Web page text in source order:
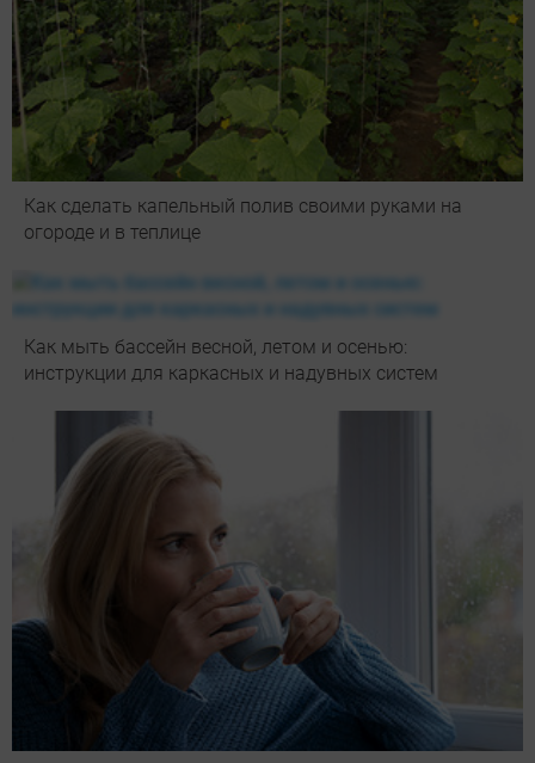
Как сделать капельный полив своими руками на
огороде и в теплице
Как мыть бассейн весной, летом и осенью:
инструкции для каркасных и надувных систем